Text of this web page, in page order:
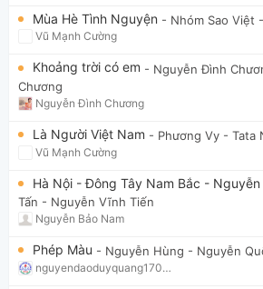
Mùa Hè Tình Nguyện - Nhóm Sao Việt
Vũ Mạnh Cường
Khoảng trời có em - Nguyễn Đình
Chương
Nguyễn Đình Chương
Là Người Việt Nam - Phương Vy - Tata
Vũ Mạnh Cường
Hà Nội - Đông Tây Nam Bắc - Nguyễn
Tấn - Nguyễn Vĩnh Tiến
Nguyễn Bảo Nam
Phép Màu - Nguyễn Hùng - Nguyễn
nguyendaoduyquang17021